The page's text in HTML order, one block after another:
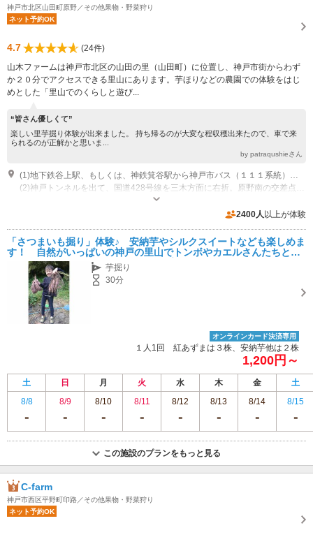
神戸市北区山田町原野／その他果物・野菜狩り
ネット予約OK
4.7
(24件)
山木ファームは神戸市北区の山田の里（山田町）に位置し、神戸市街からわず
か２０分でアクセスできる里山にあります。芋ほりなどの農園での体験をはじ
めとした「里山でのくらしと遊び...
“皆さん優しくて”
楽しい里芋掘り体験が出来ました。 持ち帰るのが大変な程収穫出来たので、車で来
られるのが正解かと思いま...
by patraqushieさん
2400人 以上が体験
「さつまいも掘り」体験♪ 安納芋やシルクスイートなども楽しめま
す！ 自然がいっぱいの神戸の里山でトンボやカエルさんたちとも
触れ合えます！ ファミリー、カップル、女性にもおススメです！
芋掘り
30分
オンラインカード決済専用
１人1回 紅あずまは３株、安納芋他は２株
1,200円～
土 日 月 火 水 木 金
土
8/8
8/9 8/10 8/11 8/12 8/13 8/14 8/15
この施設のプランをもっと見る
C-farm
神戸市西区平野町印路／その他果物・野菜狩り
ネット予約OK